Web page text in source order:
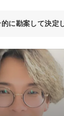
に勘案して決定